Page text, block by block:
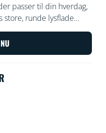
passer til din hverdag,
store, runde lysflade
lys, der hjælper dig med
dig, og kan
der hjælper dig